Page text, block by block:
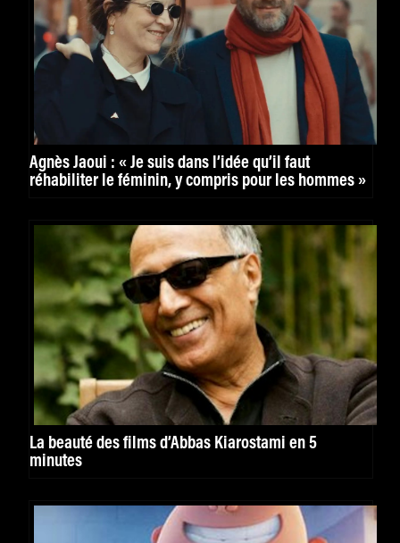
Agnès Jaoui : « Je suis dans l’idée qu’il faut
réhabiliter le féminin, y compris pour les hommes »
La beauté des films d’Abbas Kiarostami en 5
minutes